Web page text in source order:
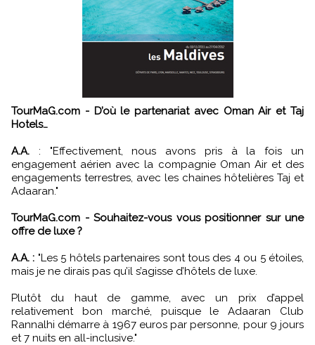
TourMaG.com - D’où le partenariat avec Oman Air et Taj
Hotels…
A.A. : "Effectivement, nous avons pris à la fois un
engagement aérien avec la compagnie Oman Air et des
engagements terrestres, avec les chaines hôtelières Taj et
Adaaran."
TourMaG.com - Souhaitez-vous vous positionner sur une
offre de luxe ?
A.A. : "Les 5 hôtels partenaires sont tous des 4 ou 5 étoiles,
mais je ne dirais pas qu’il s’agisse d’hôtels de luxe.
Plutôt du haut de gamme, avec un prix d’appel
relativement bon marché, puisque le Adaaran Club
Rannalhi démarre à 1967 euros par personne, pour 9 jours
et 7 nuits en all-inclusive."